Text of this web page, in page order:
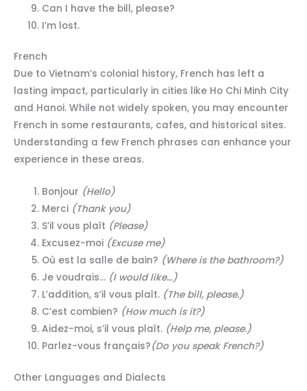
Can I have the bill, please?
I’m lost.
French
Due to Vietnam’s colonial history, French has left a
lasting impact, particularly in cities like Ho Chi Minh City
and Hanoi. While not widely spoken, you may encounter
French in some restaurants, cafes, and historical sites.
Understanding a few French phrases can enhance your
experience in these areas.
Bonjour (Hello)
Merci (Thank you)
S’il vous plaît (Please)
Excusez-moi (Excuse me)
Où est la salle de bain? (Where is the bathroom?)
Je voudrais… (I would like…)
L’addition, s’il vous plaît. (The bill, please.)
C’est combien? (How much is it?)
Aidez-moi, s’il vous plaît. (Help me, please.)
Parlez-vous français?(Do you speak French?)
Other Languages and Dialects